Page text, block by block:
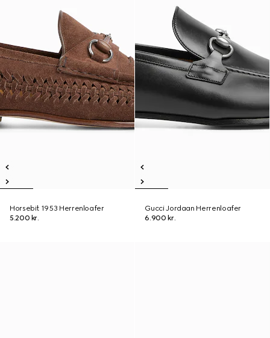
Horsebit 1953 Herrenloafer
5.200 kr.
Gucci Jordaan Herrenloafer
6.900 kr.